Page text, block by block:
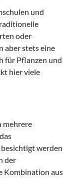
und
oder
aber stets eine
für Pflanzen und
hier viele
mehrere
werden
der
Kombination aus